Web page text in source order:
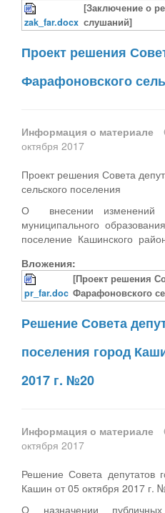
zak_far.docx
[Заключение о
слушаний]
Проект решения
Фарафоновского
Информация о материале
октября 2017
Проект решения Совета
сельского поселения
О внесении
муниципального
поселение Кашинского
Вложения:
pr_far.doc
[Проект решения
Фарафоновского
Решение Совета
поселения город
2017 г. №20
Информация о материале
октября 2017
Решение Совета депутатов
Кашин от 05 октября 2017 г.
О назначении